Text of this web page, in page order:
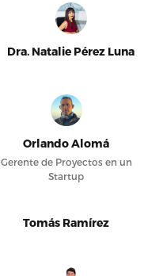
Dra. Natalie Pérez Luna
Orlando Alomá
Gerente de Proyectos en un
Startup
Tomás Ramírez